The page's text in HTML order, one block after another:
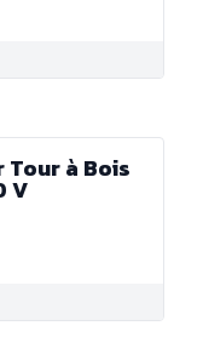
à Bois
V